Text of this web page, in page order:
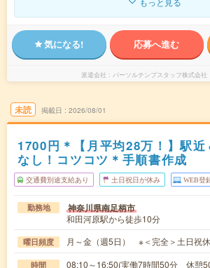
気になる! 応募へ進む
派遣会社 パーソルテンプスタッフ株式会
未読 掲載日 2026/08/01
1700円＊【月平均28万！】駅
なし！コツコツ＊手順書作成
交通費別途支給あり 土日祝日が休み WEB登
勤務地 神奈川県南足柄市
和田河原駅から徒歩10分
曜日頻度 月～金（週5日） ※＜完全＞土日祝
時間 08:10～16:50(実働7時間50分 休憩